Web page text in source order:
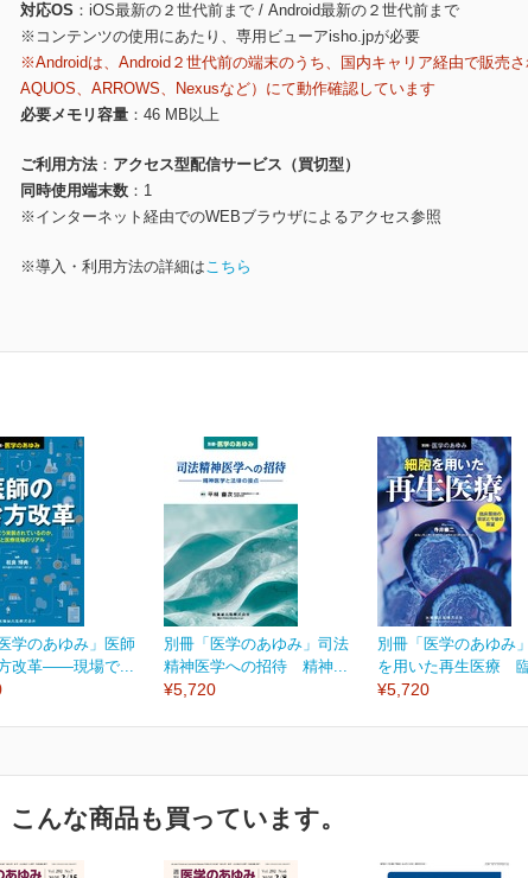
対応OS
iOS最新の２世代前まで / Android最新の２世代前まで
※コンテンツの使用にあたり、専用ビューアisho.jpが必要
※Androidは、Android２世代前の端末のうち、国内キャリア経由で販売さ
AQUOS、ARROWS、Nexusなど）にて動作確認しています
必要メモリ容量
46 MB以上
ご利用方法
アクセス型配信サービス（買切型）
同時使用端末数
1
※インターネット経由でのWEBブラウザによるアクセス参照
※導入・利用方法の詳細はこちら
学のあゆみ」医師
改革――現場で...
別冊「医学のあゆみ」司法
精神医学への招待 精神...
¥5,720
別冊「医学のあゆみ
を用いた再生医療
¥5,720
んな商品も買っています。